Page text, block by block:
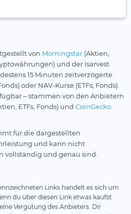
von Morningstar (Aktien,
und der Isarvest
15 Minuten zeitverzögerte
oder NAV-Kurse (ETFs, Fonds).
– stammen von den Anbietern
ETFs, Fonds) und CoinGecko
für die dargestellten
und kann nicht
vollständig und genau sind.
Links handelt es sich um
du über diesen Link etwas kaufst
Vergütung des Anbieters. Dir